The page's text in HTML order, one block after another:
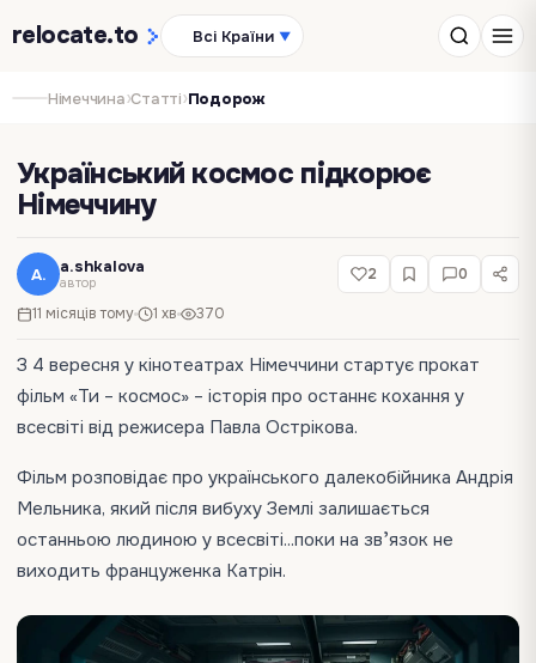
relocate.to Всі Країни ▼
Німеччина›Статті›Подорож
Український космос підкорює
Німеччину
A. a.shkalova
автор
11 місяців тому 1 хв 370
2 0
З 4 вересня у кінотеатрах Німеччини стартує прокат
фільм «Ти – космос» – історія про останнє кохання у
всесвіті від режисера Павла Острікова.
Фільм розповідає про українського далекобійника Андрія
Мельника, який після вибуху Землі залишається
останньою людиною у всесвіті...поки на звʼязок не
виходить француженка Катрін.